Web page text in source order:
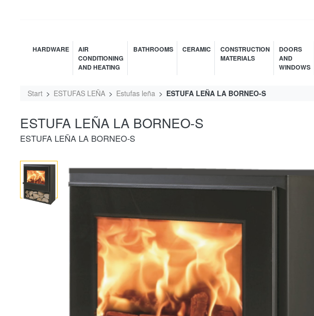
HARDWARE
AIR
CONDITIONING
AND HEATING
BATHROOMS CERAMIC
CONSTRUCTION
MATERIALS
DOORS
AND
WINDOWS
Start ESTUFAS LEÑA Estufas leña ESTUFA LEÑA LA BORNEO-S
ESTUFA LEÑA LA BORNEO-S
ESTUFA LEÑA LA BORNEO-S